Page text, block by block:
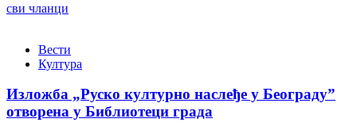
сви чланци
Вести
Култура
Изложба „Руско културно наслеђе у Београду”
отворена у Библиотеци града